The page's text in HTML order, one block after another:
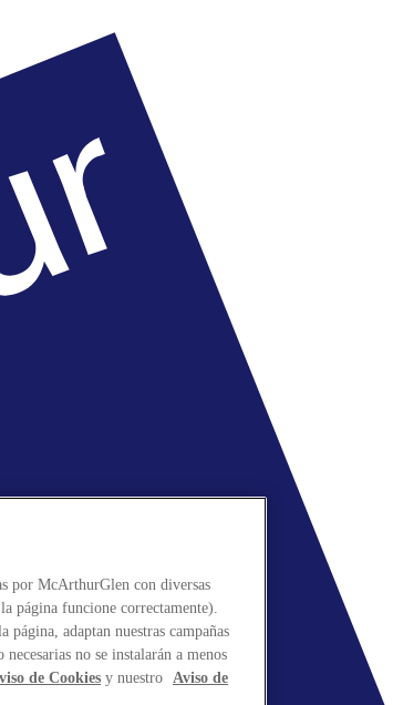
por McArthurGlen con diversas
página funcione correctamente).
página, adaptan nuestras campañas
no se instalarán a menos
de Cookies y nuestro Aviso de